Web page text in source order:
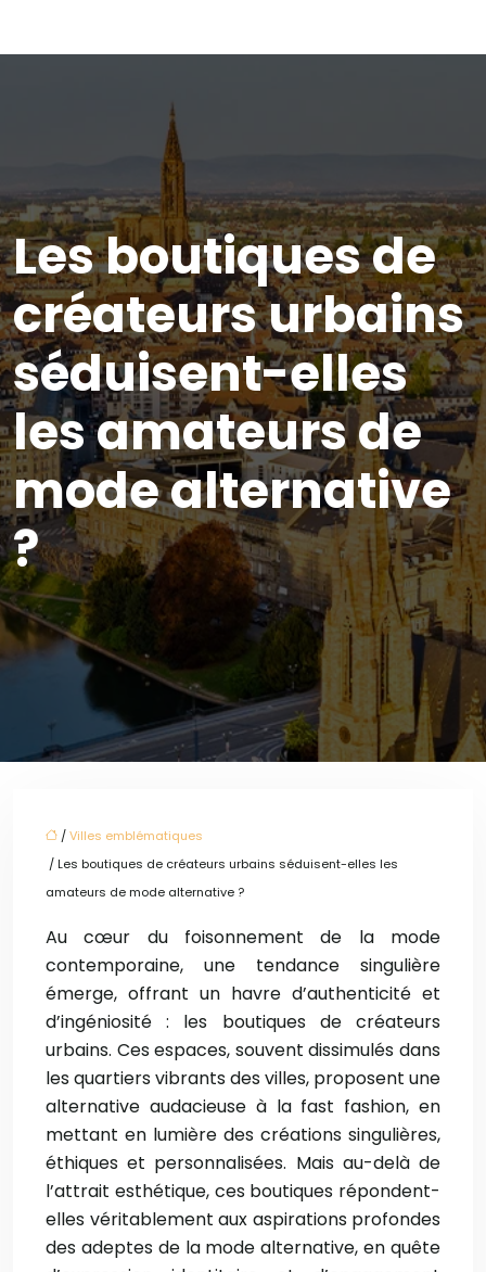
Les boutiques de
créateurs urbains
séduisent-elles
les amateurs de
mode alternative
?
/Villes emblématiques
/ Les boutiques de créateurs urbains séduisent-elles les
amateurs de mode alternative ?
Au cœur du foisonnement de la mode
contemporaine, une tendance singulière
émerge, offrant un havre d’authenticité et
d’ingéniosité : les boutiques de créateurs
urbains. Ces espaces, souvent dissimulés dans
les quartiers vibrants des villes, proposent une
alternative audacieuse à la fast fashion, en
mettant en lumière des créations singulières,
éthiques et personnalisées. Mais au-delà de
l’attrait esthétique, ces boutiques répondent-
elles véritablement aux aspirations profondes
des adeptes de la mode alternative, en quête